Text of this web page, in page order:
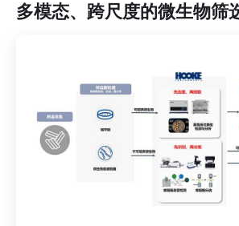
多模态、跨尺度的微生物筛